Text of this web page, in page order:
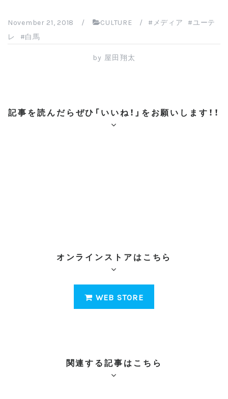
a
c
e
k
wi
tt
er
nt
er
e
st
at
e
n
a
n
e
November 21, 2018 / CULTURE / メディア
ユーテ
レ
白馬
by 屋田翔太
記事を読んだらぜひ「いいね！」をお願いします！！
オンラインストアはこちら
WEB STORE
関連する記事はこちら